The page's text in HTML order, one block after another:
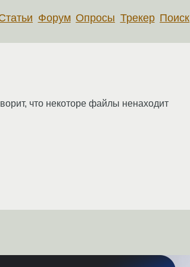
Форум Опросы Трекер Поиск
что некоторе файлы ненаходит